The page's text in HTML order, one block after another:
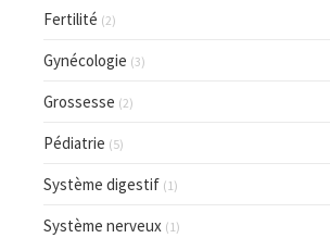
Fertilité (2)
Gynécologie (3)
Grossesse (2)
Pédiatrie (5)
Système digestif (1)
Système nerveux (1)